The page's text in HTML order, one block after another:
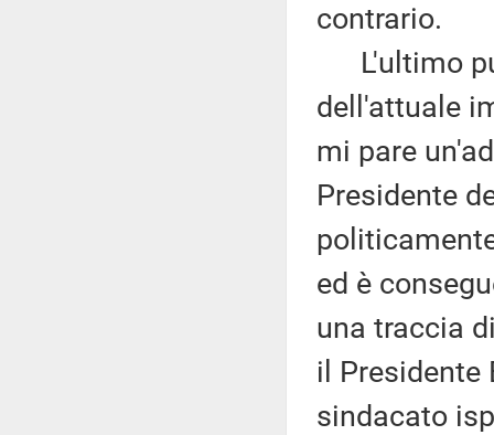
contrario.
L'ultimo
dell'attuale
mi pare
Presidente
ed è
una traccia
il Presidente
sindacato